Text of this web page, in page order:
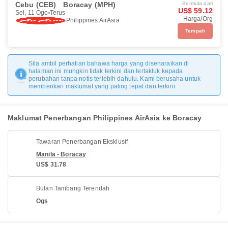
Cebu (CEB) Boracay (MPH)
Sel, 11 Ogo Terus
Philippines AirAsia
Bermula dari
US$ 59.12
Harga/Org
Tempah
Sila ambil perhatian bahawa harga yang disenaraikan di
halaman ini mungkin tidak terkini dan tertakluk kepada
perubahan tanpa notis terlebih dahulu. Kami berusaha untuk
memberikan maklumat yang paling tepat dan terkini.
Maklumat Penerbangan Philippines AirAsia ke Boracay
Tawaran Penerbangan Eksklusif
Manila - Boracay
US$ 31.78
Bulan Tambang Terendah
Ogs